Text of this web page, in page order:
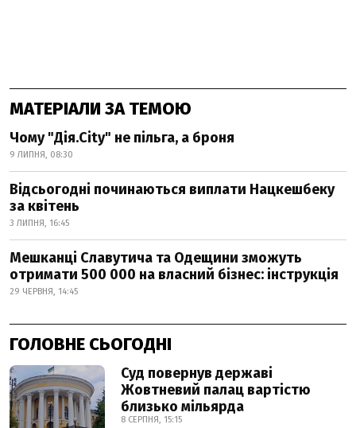
МАТЕРІАЛИ ЗА ТЕМОЮ
Чому "Дія.City" не пільга, а броня
9 ЛИПНЯ, 08:30
Відсьогодні починаються виплати Нацкешбеку
за квітень
3 ЛИПНЯ, 16:45
Мешканці Славутича та Одещини зможуть
отримати 500 000 на власний бізнес: інструкція
29 ЧЕРВНЯ, 14:45
ГОЛОВНЕ СЬОГОДНІ
Суд повернув державі
Жовтневий палац вартістю
близько мільярда
8 СЕРПНЯ, 15:15